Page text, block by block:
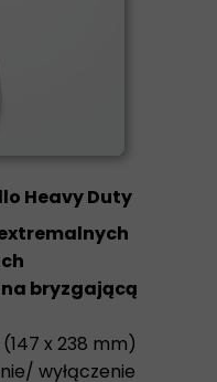
Heavy Duty
bryzgającą
x 238 mm)
wyłączenie